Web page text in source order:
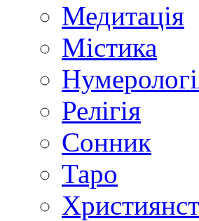
Медитація
Містика
Релігія
Сонник
Таро